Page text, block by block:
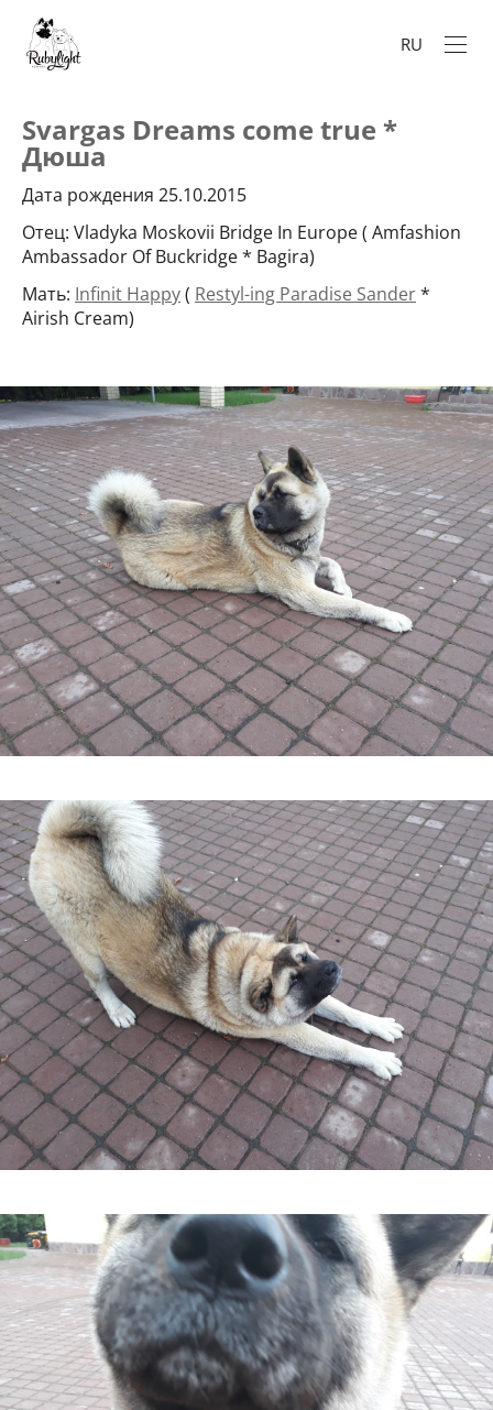
RU
Svargas Dreams come true *
Дюша
Дата рождения 25.10.2015
Отец: Vladyka Moskovii Bridge In Europe ( Amfashion
Ambassador Of Buckridge * Bagira)
Мать: Infinit Happy( Restyl-ing Paradise Sander*
Airish Cream)